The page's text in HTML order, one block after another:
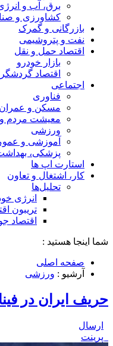
برق، آب و
کشاورزی و
بازرگانی و گمرک
نفت و پتروشیمی
اقتصاد حمل و نقل
بازار خودرو
اقتصاد
اجتماعی
فناوری
مسکن و عمران
معیشت مردم و
ورزشی
آموزشی و
پزشکی،
استارت اپ ها
کار، اشتغال و تعاون
تحلیل‌ها
انرژی
تریبون
اقتصاد
شما اینجا هستید :
صفحه اصلی
آرشیو : ورزشی
حریف ایران در
ارسال
پرینت